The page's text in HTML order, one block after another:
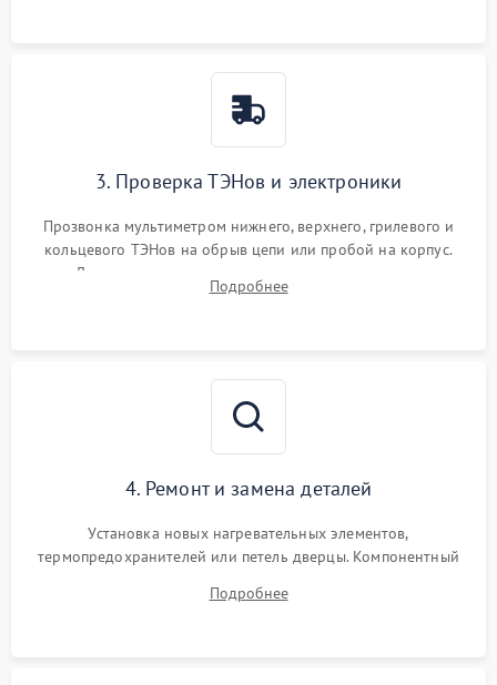
3. Проверка ТЭНов и электроники
Прозвонка мультиметром нижнего, верхнего, грилевого и
кольцевого ТЭНов на обрыв цепи или пробой на корпус.
Диагностика термостата, датчиков температуры,
переключателя режимов и мотора конвекции.
Подробнее
4. Ремонт и замена деталей
Установка новых нагревательных элементов,
термопредохранителей или петель дверцы. Компонентный
выгоревших реле, восстановление контактов и замена
Подробнее